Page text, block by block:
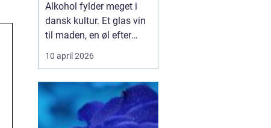
Alkohol fylder meget i
dansk kultur. Et glas vin
til maden, en øl efter
arbejde eller fest i
weekenden er for mange
almindelig hverdag. Men
for nogle glider forbruget
stille og roligt over i et
10 april 2026